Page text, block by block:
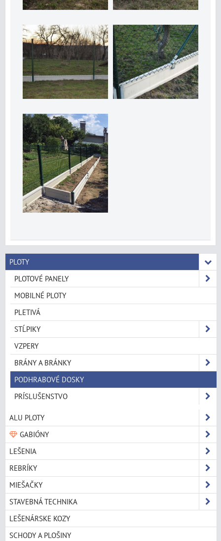
PLOTY
PLOTOVÉ PANELY
MOBILNÉ PLOTY
PLETIVÁ
STĹPIKY
VZPERY
BRÁNY A BRÁNKY
PODHRABOVÉ DOSKY
PRÍSLUŠENSTVO
ALU PLOTY
GABIÓNY
LEŠENIA
REBRÍKY
MIEŠAČKY
STAVEBNÁ TECHNIKA
LEŠENÁRSKE KOZY
SCHODY A PLOŠINY